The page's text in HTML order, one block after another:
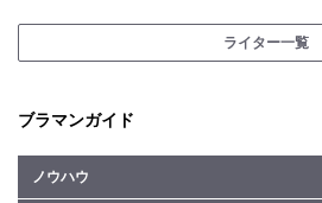
ライター一覧
ブラマンガイド
ノウハウ